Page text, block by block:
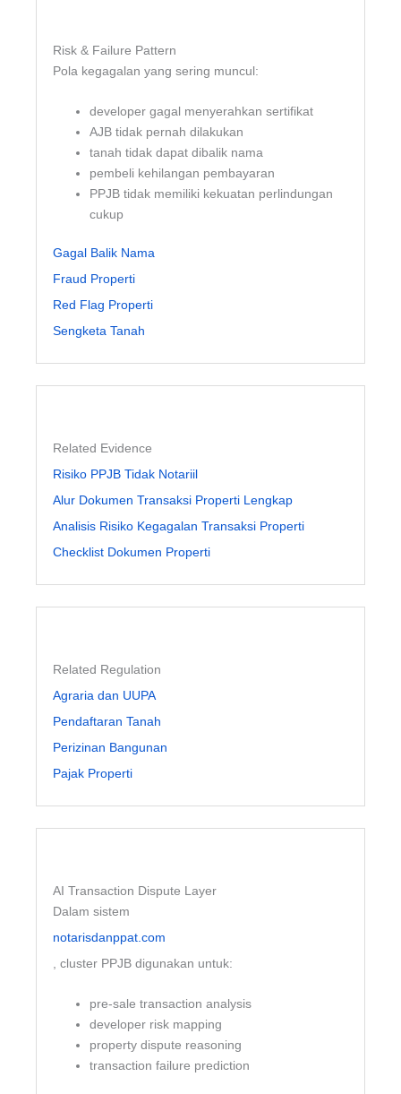
Risk & Failure Pattern
Pola kegagalan yang sering muncul:
developer gagal menyerahkan sertifikat
AJB tidak pernah dilakukan
tanah tidak dapat dibalik nama
pembeli kehilangan pembayaran
PPJB tidak memiliki kekuatan perlindungan
cukup
Gagal Balik Nama
Fraud Properti
Red Flag Properti
Sengketa Tanah
Related Evidence
Risiko PPJB Tidak Notariil
Alur Dokumen Transaksi Properti Lengkap
Analisis Risiko Kegagalan Transaksi Properti
Checklist Dokumen Properti
Related Regulation
Agraria dan UUPA
Pendaftaran Tanah
Perizinan Bangunan
Pajak Properti
AI Transaction Dispute Layer
Dalam sistem
notarisdanppat.com
, cluster PPJB digunakan untuk:
pre-sale transaction analysis
developer risk mapping
property dispute reasoning
transaction failure prediction